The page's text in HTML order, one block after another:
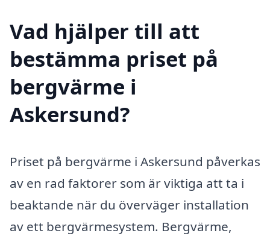
Vad hjälper till att
bestämma priset på
bergvärme i
Askersund?
Priset på bergvärme i Askersund påverkas
av en rad faktorer som är viktiga att ta i
beaktande när du överväger installation
av ett bergvärmesystem. Bergvärme,